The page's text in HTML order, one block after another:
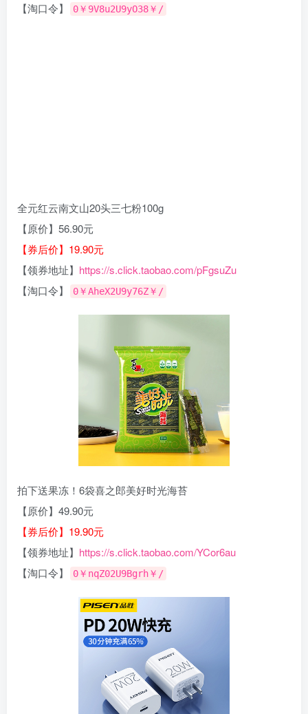
【淘口令】
0￥9V8u2U9yO38￥/
全元红云南文山20头三七粉100g
【原价】56.90元
【券后价】19.90元
【领券地址】 https://s.click.taobao.com/pFgsuZu
【淘口令】
0￥AheX2U9y76Z￥/
拍下送果冻！6袋喜之郎美好时光海苔
【原价】49.90元
【券后价】19.90元
【领券地址】 https://s.click.taobao.com/YCor6au
【淘口令】
0￥nqZ02U9Bgrh￥/